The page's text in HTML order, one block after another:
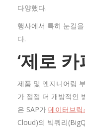
다양했다.
행사에서 특히 눈길
다.
‘제로
제품 및 엔지니어링
가 점점 더 개방적인
은 SAP가 데이터브
Cloud)의 빅쿼리